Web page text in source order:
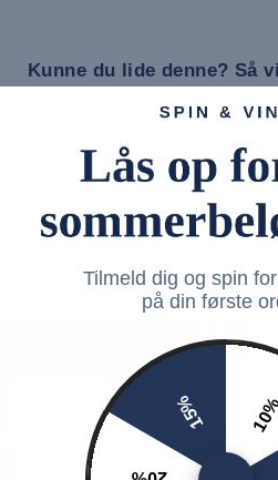
Kunne du lide denne? Så
Tilmeld dig og spin
på din første
10%
15%